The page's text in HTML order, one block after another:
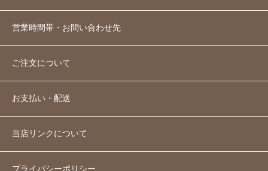
営業時間帯・お問い合わせ先
ご注文について
お支払い・配送
当店リンクについて
プライバシーポリシー